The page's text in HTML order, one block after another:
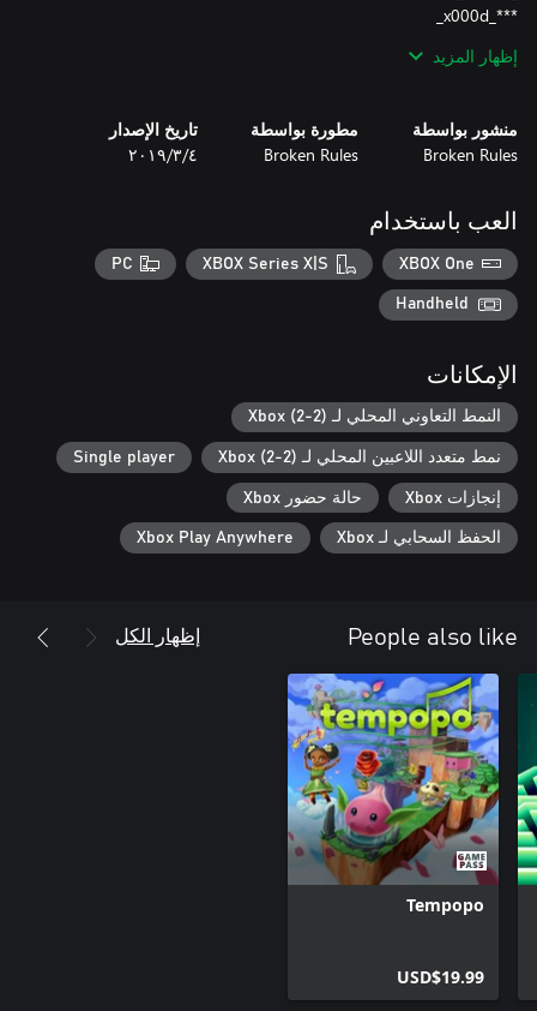
- Official Selection 2016 Day of the Devs
إظهار المزيد
منشور بواسطة
Broken Rules
مطورة بواسطة
Broken Rules
تاريخ الإصدار
٤‏/٣‏/٢٠١٩
العب باستخدام
XBOX One
XBOX Series X|S
PC
Handheld
الإمكانات
النمط التعاوني المحلي لـ Xbox (2-2)
نمط متعدد اللاعبين المحلي لـ Xbox (2-2) Single player
إنجازات Xbox حالة حضور Xbox
الحفظ السحابي لـ Xbox Xbox Play Anywhere
People also like إظهار الكل
Tempopo
USD$19.99